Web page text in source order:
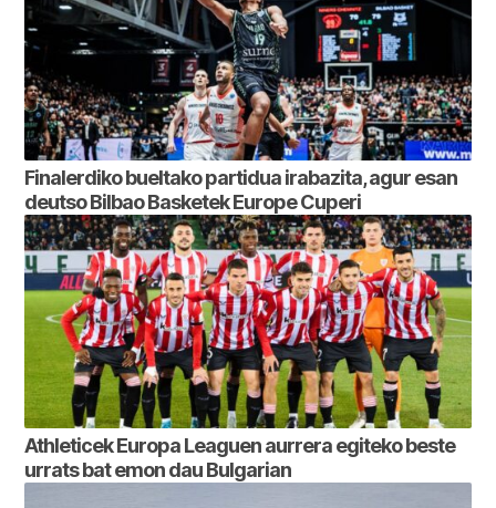
Finalerdiko bueltako partidua irabazita, agur esan
deutso Bilbao Basketek Europe Cuperi
Athleticek Europa Leaguen aurrera egiteko beste
urrats bat emon dau Bulgarian